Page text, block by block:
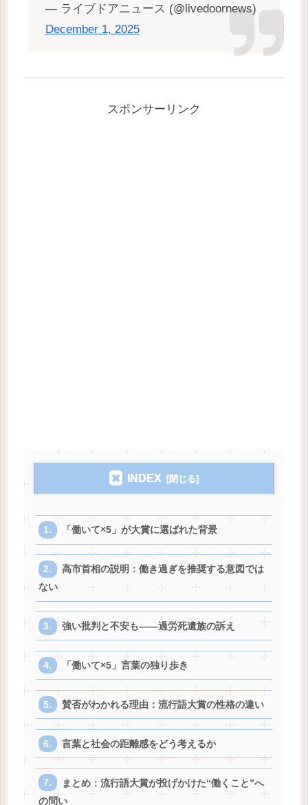
— ライブドアニュース (@livedoornews)
December 1, 2025
スポンサーリンク
INDEX
「働いて×5」が大賞に選ばれた背景
高市首相の説明：働き過ぎを推奨する意図では
ない
強い批判と不安も——過労死遺族の訴え
「働いて×5」言葉の独り歩き
賛否がわかれる理由：流行語大賞の性格の違い
言葉と社会の距離感をどう考えるか
まとめ：流行語大賞が投げかけた“働くこと”へ
の問い